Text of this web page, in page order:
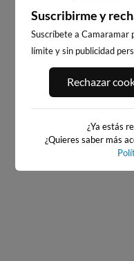
PLAYA DEL PALMAR,
DE LA FRONTERA
202km · Vejer de la Frontera
Suscribirme y
Suscríbete a Camaramar
límite y sin publicidad
Rechazar
¿Ya estás
¿Quieres saber más